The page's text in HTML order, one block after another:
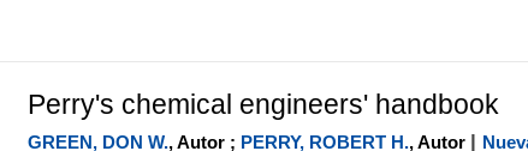
Perry's chemical engineers' handbook
GREEN, DON W., Autor ; PERRY, ROBERT H., Autor |